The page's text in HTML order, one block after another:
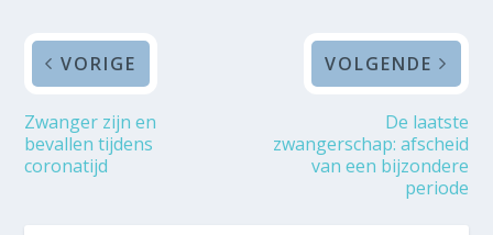
VORIGE
Zwanger zijn en
bevallen tijdens
coronatijd
VOLGENDE
De laatste
zwangerschap: afscheid
van een bijzondere
periode